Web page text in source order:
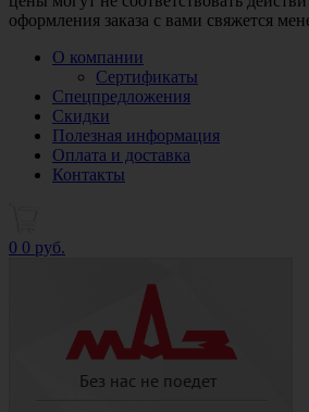
оформления заказа с вами свяжется
О компании
Сертификаты
Спецпредложения
Скидки
Полезная информация
Оплата и доставка
Контакты
0 0 руб.